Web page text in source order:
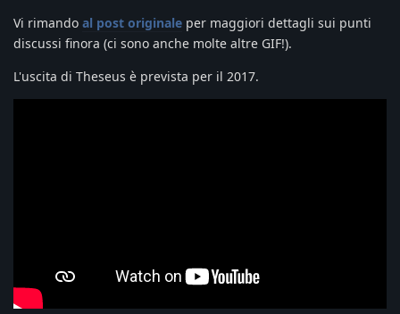
Vi rimando al post originale per maggiori dettagli sui punti
discussi finora (ci sono anche molte altre GIF!).
L'uscita di Theseus è prevista per il 2017.